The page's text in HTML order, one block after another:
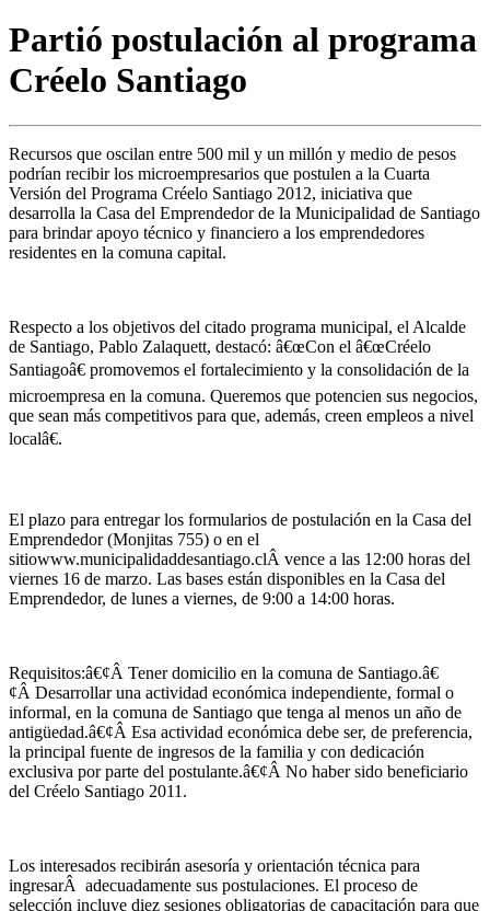
Partió postulación al programa
Créelo Santiago
Recursos que oscilan entre 500 mil y un millón y medio de pesos
podrían recibir los microempresarios que postulen a la Cuarta
Versión del Programa Créelo Santiago 2012, iniciativa que
desarrolla la Casa del Emprendedor de la Municipalidad de Santiago
para brindar apoyo técnico y financiero a los emprendedores
residentes en la comuna capital.
Respecto a los objetivos del citado programa municipal, el Alcalde
de Santiago, Pablo Zalaquett, destacó: â€œCon el â€œCréelo
Santiagoâ€ promovemos el fortalecimiento y la consolidación de la
microempresa en la comuna. Queremos que potencien sus negocios,
que sean más competitivos para que, además, creen empleos a nivel
localâ€.
El plazo para entregar los formularios de postulación en la Casa del
Emprendedor (Monjitas 755) o en el
sitiowww.municipalidaddesantiago.clÂ vence a las 12:00 horas del
viernes 16 de marzo. Las bases están disponibles en la Casa del
Emprendedor, de lunes a viernes, de 9:00 a 14:00 horas.
Requisitos:â€¢Â Tener domicilio en la comuna de Santiago.â€
¢Â Desarrollar una actividad económica independiente, formal o
informal, en la comuna de Santiago que tenga al menos un año de
antigüedad.â€¢Â Esa actividad económica debe ser, de preferencia,
la principal fuente de ingresos de la familia y con dedicación
exclusiva por parte del postulante.â€¢Â No haber sido beneficiario
del Créelo Santiago 2011.
Los interesados recibirán asesoría y orientación técnica para
ingresarÂ adecuadamente sus postulaciones. El proceso de
selección incluye diez sesiones obligatorias de capacitación para que